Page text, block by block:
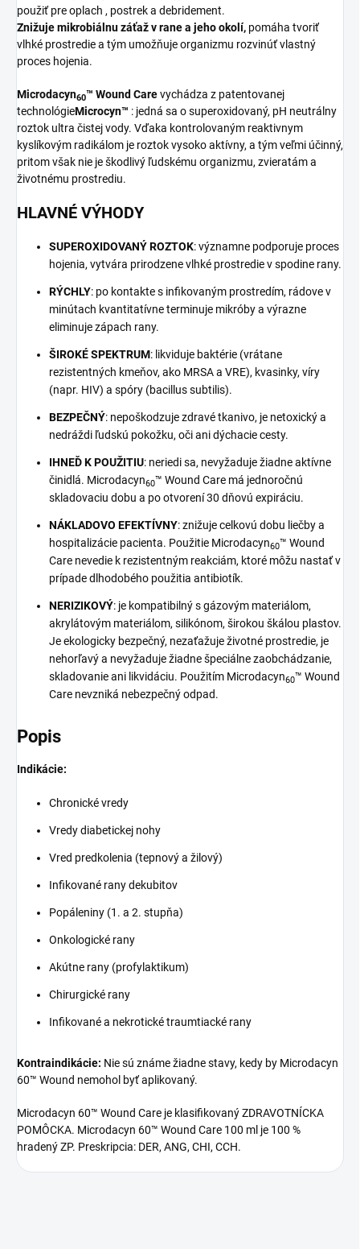
použiť pre oplach , postrek a debridement.
Znižuje mikrobiálnu záťaž v rane a jeho okolí, pomáha tvoriť
vlhké prostredie a tým umožňuje organizmu rozvinúť vlastný
proces hojenia.
Microdacyn60™ Wound Carevychádza z patentovanej
technológieMicrocyn™ : jedná sa o superoxidovaný, pH neutrálny
roztok ultra čistej vody. Vďaka kontrolovaným reaktivnym
kyslíkovým radikálom je roztok vysoko aktívny, a tým veľmi účinný,
pritom však nie je škodlivý ľudskému organizmu, zvieratám a
životnému prostrediu.
HLAVNÉ VÝHODY
SUPEROXIDOVANÝ ROZTOK: významne podporuje proces
hojenia, vytvára prirodzene vlhké prostredie v spodine rany.
RÝCHLY: po kontakte s infikovaným prostredím, rádove v
minútach kvantitatívne terminuje mikróby a výrazne
eliminuje zápach rany.
ŠIROKÉ SPEKTRUM: likviduje baktérie (vrátane
rezistentných kmeňov, ako MRSA a VRE), kvasinky, víry
(napr. HIV) a spóry (bacillus subtilis).
BEZPEČNÝ: nepoškodzuje zdravé tkanivo, je netoxický a
nedráždi ľudskú pokožku, oči ani dýchacie cesty.
IHNEĎ K POUŽITIU: neriedi sa, nevyžaduje žiadne aktívne
činidlá. Microdacyn60™ Wound Care má jednoročnú
skladovaciu dobu a po otvorení 30 dňovú expiráciu.
NÁKLADOVO EFEKTÍVNY: znižuje celkovú dobu liečby a
hospitalizácie pacienta. Použitie Microdacyn60™ Wound
Care nevedie k rezistentným reakciám, ktoré môžu nastať v
prípade dlhodobého použitia antibiotík.
NERIZIKOVÝ: je kompatibilný s gázovým materiálom,
akrylátovým materiálom, silikónom, širokou škálou plastov.
Je ekologicky bezpečný, nezaťažuje životné prostredie, je
nehorľavý a nevyžaduje žiadne špeciálne zaobchádzanie,
skladovanie ani likvidáciu. Použitím Microdacyn60™ Wound
Care nevzniká nebezpečný odpad.
Popis
Indikácie:
Chronické vredy
Vredy diabetickej nohy
Vred predkolenia (tepnový a žilový)
Infikované rany dekubitov
Popáleniny (1. a 2. stupňa)
Onkologické rany
Akútne rany (profylaktikum)
Chirurgické rany
Infikované a nekrotické traumtiacké rany
Kontraindikácie: Nie sú známe žiadne stavy, kedy by Microdacyn
60™ Wound nemohol byť aplikovaný.
Microdacyn 60™ Wound Care je klasifikovaný ZDRAVOTNÍCKA
POMÔCKA. Microdacyn 60™ Wound Care 100 ml je 100 %
hradený ZP. Preskripcia: DER, ANG, CHI, CCH.